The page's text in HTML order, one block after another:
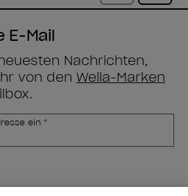
E-Mail
Nachrichten,
von den Wella-Marken
ein *